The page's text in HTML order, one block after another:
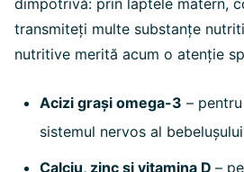
dimpotrivă: prin laptele matern,
transmiteți multe substanțe
nutritive merită acum o atenție
Acizi grași omega-3 –
sistemul nervos al bebelușului
Calciu, zinc și vitamina D –